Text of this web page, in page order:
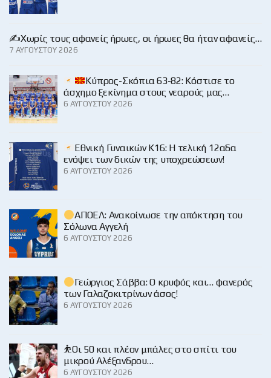
✍️Χωρίς τους αφανείς ήρωες, οι ήρωες θα ήταν αφανείς…
7 ΑΥΓΟΎΣΤΟΥ 2026
Κύπρος-Σκόπια 63-82: Κόστισε το
άσχημο ξεκίνημα στους νεαρούς μας…
6 ΑΥΓΟΎΣΤΟΥ 2026
Εθνική Γυναικών Κ16: Η τελική 12αδα
ενόψει των δικών της υποχρεώσεων!
6 ΑΥΓΟΎΣΤΟΥ 2026
ΑΠΟΕΛ: Ανακοίνωσε την απόκτηση του
Σόλωνα Αγγελή
6 ΑΥΓΟΎΣΤΟΥ 2026
Γεώργιος Σάββα: Ο κρυφός και… φανερός
των Γαλαζοκιτρίνων άσος!
6 ΑΥΓΟΎΣΤΟΥ 2026
⛹️Οι 50 και πλέον μπάλες στο σπίτι του
μικρού Αλέξανδρου…
6 ΑΥΓΟΎΣΤΟΥ 2026